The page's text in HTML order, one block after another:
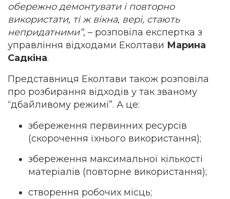
обережно демонтувати і повторно
використати, ті ж вікна, вері, стають
непридатними”, – розповіла експертка з
управління відходами Еколтави Марина
Садкіна.
Представниця Еколтави також розповіла
про розбирання відходів у так званому
“дбайливому режимі”. А це:
збереження первинних ресурсів
(скорочення їхнього використання);
збереження максимальної кількості
матеріалів (повторне використання);
створення робочих місць;